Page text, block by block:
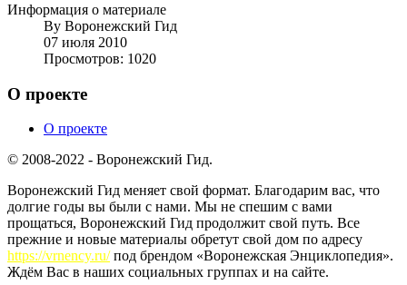
Информация о материале
By Воронежский Гид
07 июля 2010
Просмотров: 1020
О проекте
О проекте
© 2008-2022 - Воронежский Гид.
Воронежский Гид меняет свой формат. Благодарим вас, что
долгие годы вы были с нами. Мы не спешим с вами
прощаться, Воронежский Гид продолжит свой путь. Все
прежние и новые материалы обретут свой дом по адресу
https://vrnency.ru/под брендом «Воронежская Энциклопедия».
Ждём Вас в наших социальных группах и на сайте.